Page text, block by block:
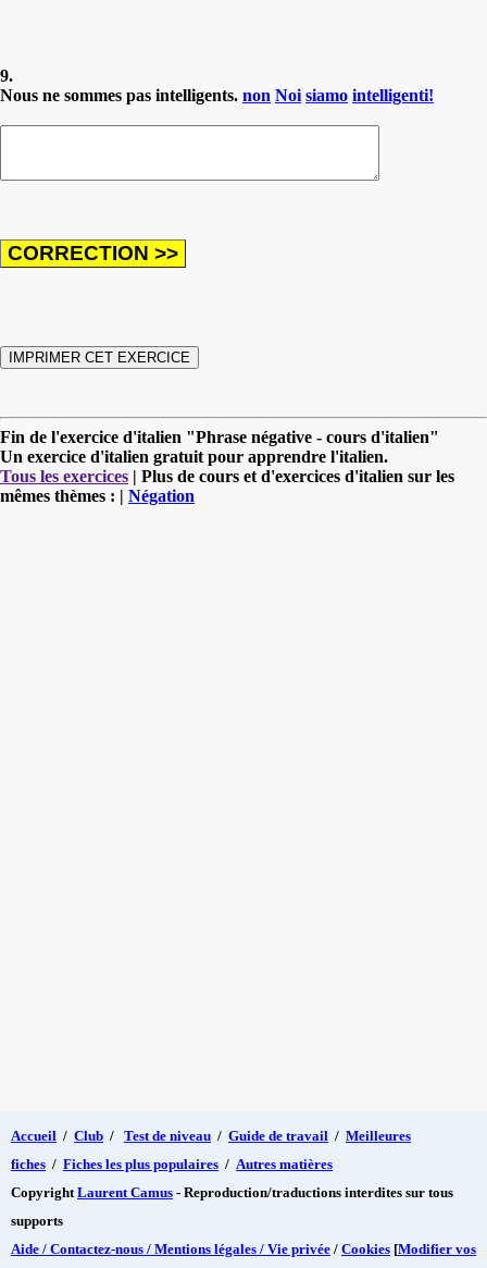
9.
Nous ne sommes pas intelligents. non Noi siamo intelligenti!
Fin de l'exercice d'italien "Phrase négative - cours d'italien"
Un exercice d'italien gratuit pour apprendre l'italien.
Tous les exercices | Plus de cours et d'exercices d'italien sur les
mêmes thèmes : | Négation
Accueil / Club / Test de niveau / Guide de travail / Meilleures
fiches / Fiches les plus populaires / Autres matières
Copyright Laurent Camus - Reproduction/traductions interdites sur tous
supports
Aide / Contactez-nous / Mentions légales / Vie privée / Cookies [Modifier vos